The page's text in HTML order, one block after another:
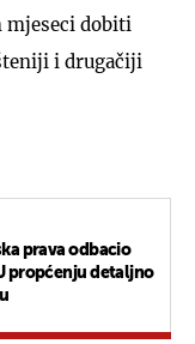
mjeseci dobiti
i drugačiji
prava odbacio
propćenju detaljno